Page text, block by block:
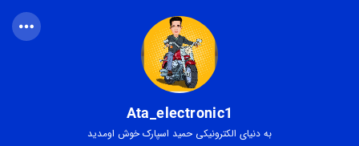
Ata_electronic1
به دنیای الکترونیکی حمید اسپارک خوش اومدید